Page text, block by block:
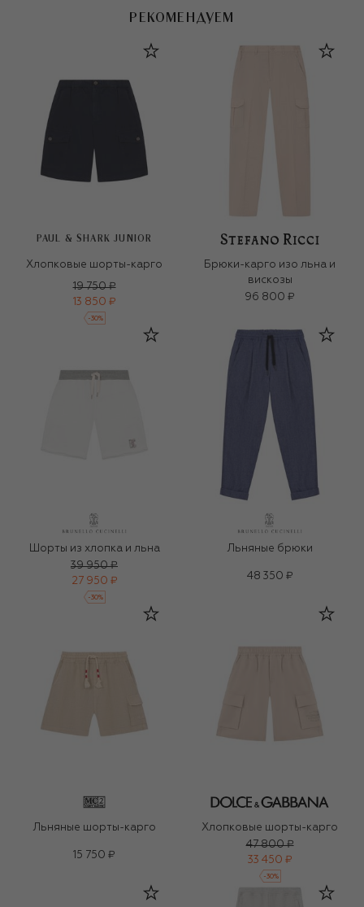
РЕКОМЕНДУЕМ
PAUL & SHARK JUNIOR
Хлопковые шорты-карго
19 750 ₽
13 850 ₽
-30%
Брюки-карго изо льна и
вискозы
96 800 ₽
Шорты из хлопка и льна
39 950 ₽
27 950 ₽
-30%
Льняные брюки
48 350 ₽
Льняные шорты-карго
15 750 ₽
Хлопковые шорты-карго
47 800 ₽
33 450 ₽
-30%